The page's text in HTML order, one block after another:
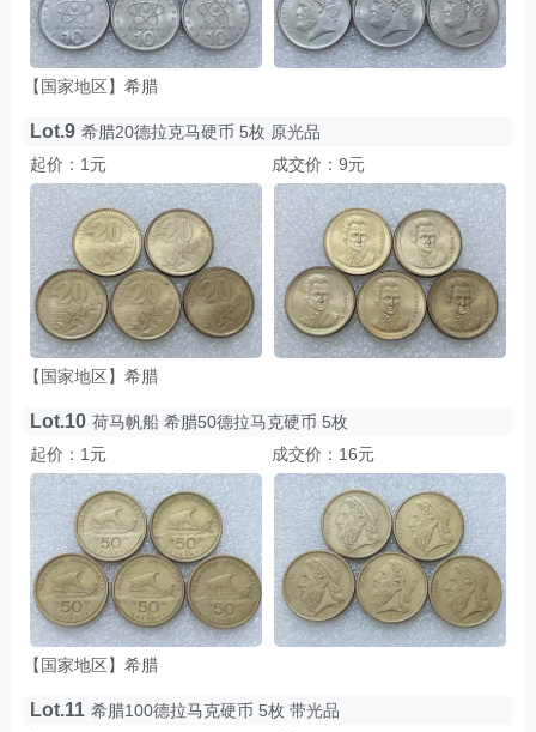
【国家地区】希腊
Lot.9 希腊20德拉克马硬币 5枚 原光品
起价：1元
成交价：9元
【国家地区】希腊
Lot.10 荷马帆船 希腊50德拉马克硬币 5枚
起价：1元
成交价：16元
【国家地区】希腊
Lot.11 希腊100德拉马克硬币 5枚 带光品